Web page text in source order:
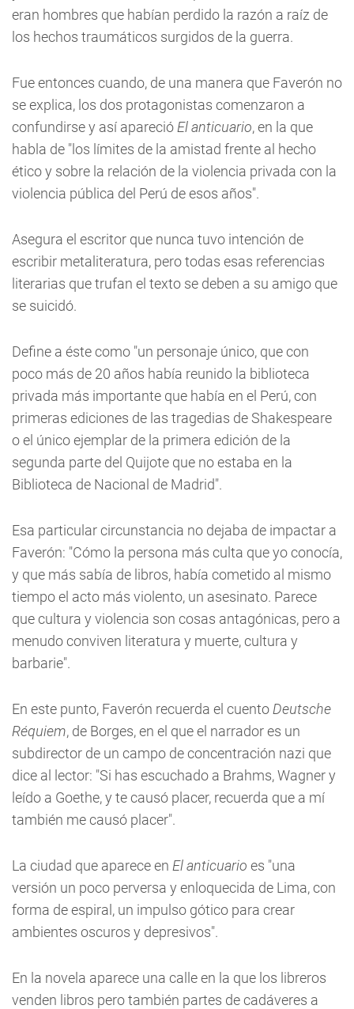
eran hombres que habían perdido la razón a raíz de
los hechos traumáticos surgidos de la guerra.
Fue entonces cuando, de una manera que Faverón no
se explica, los dos protagonistas comenzaron a
confundirse y así apareció El anticuario, en la que
habla de "los límites de la amistad frente al hecho
ético y sobre la relación de la violencia privada con la
violencia pública del Perú de esos años".
Asegura el escritor que nunca tuvo intención de
escribir metaliteratura, pero todas esas referencias
literarias que trufan el texto se deben a su amigo que
se suicidó.
Define a éste como "un personaje único, que con
poco más de 20 años había reunido la biblioteca
privada más importante que había en el Perú, con
primeras ediciones de las tragedias de Shakespeare
o el único ejemplar de la primera edición de la
segunda parte del Quijote que no estaba en la
Biblioteca de Nacional de Madrid".
Esa particular circunstancia no dejaba de impactar a
Faverón: "Cómo la persona más culta que yo conocía,
y que más sabía de libros, había cometido al mismo
tiempo el acto más violento, un asesinato. Parece
que cultura y violencia son cosas antagónicas, pero a
menudo conviven literatura y muerte, cultura y
barbarie".
En este punto, Faverón recuerda el cuento Deutsche
Réquiem, de Borges, en el que el narrador es un
subdirector de un campo de concentración nazi que
dice al lector: "Si has escuchado a Brahms, Wagner y
leído a Goethe, y te causó placer, recuerda que a mí
también me causó placer".
La ciudad que aparece en El anticuario es "una
versión un poco perversa y enloquecida de Lima, con
forma de espiral, un impulso gótico para crear
ambientes oscuros y depresivos".
En la novela aparece una calle en la que los libreros
venden libros pero también partes de cadáveres a